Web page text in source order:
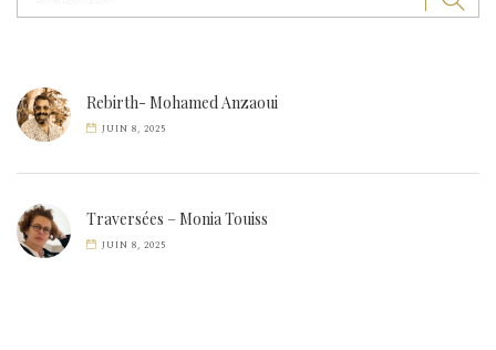
Rebirth- Mohamed Anzaoui
JUIN 8, 2025
Traversées – Monia Touiss
JUIN 8, 2025